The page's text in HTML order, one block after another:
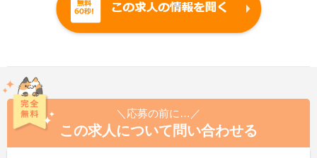
＼応募の前に…／
この求人について問い合わせる